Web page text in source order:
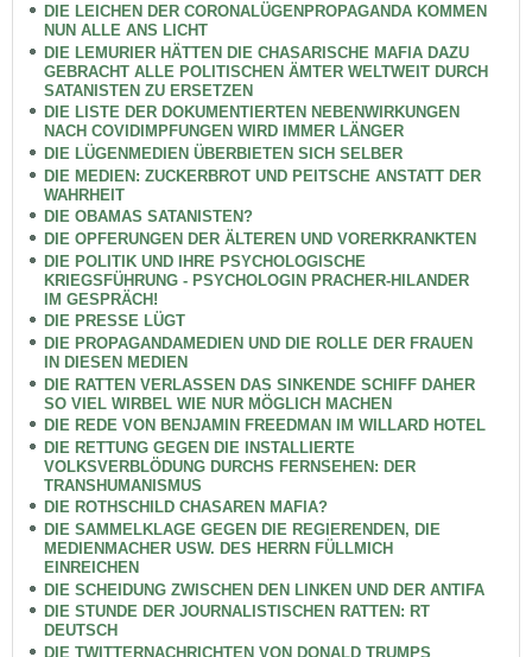
DIE LEICHEN DER CORONALÜGENPROPAGANDA KOMMEN
NUN ALLE ANS LICHT
DIE LEMURIER HÄTTEN DIE CHASARISCHE MAFIA DAZU
GEBRACHT ALLE POLITISCHEN ÄMTER WELTWEIT DURCH
SATANISTEN ZU ERSETZEN
DIE LISTE DER DOKUMENTIERTEN NEBENWIRKUNGEN
NACH COVIDIMPFUNGEN WIRD IMMER LÄNGER
DIE LÜGENMEDIEN ÜBERBIETEN SICH SELBER
DIE MEDIEN: ZUCKERBROT UND PEITSCHE ANSTATT DER
WAHRHEIT
DIE OBAMAS SATANISTEN?
DIE OPFERUNGEN DER ÄLTEREN UND VORERKRANKTEN
DIE POLITIK UND IHRE PSYCHOLOGISCHE
KRIEGSFÜHRUNG - PSYCHOLOGIN PRACHER-HILANDER
IM GESPRÄCH!
DIE PRESSE LÜGT
DIE PROPAGANDAMEDIEN UND DIE ROLLE DER FRAUEN
IN DIESEN MEDIEN
DIE RATTEN VERLASSEN DAS SINKENDE SCHIFF DAHER
SO VIEL WIRBEL WIE NUR MÖGLICH MACHEN
DIE REDE VON BENJAMIN FREEDMAN IM WILLARD HOTEL
DIE RETTUNG GEGEN DIE INSTALLIERTE
VOLKSVERBLÖDUNG DURCHS FERNSEHEN: DER
TRANSHUMANISMUS
DIE ROTHSCHILD CHASAREN MAFIA?
DIE SAMMELKLAGE GEGEN DIE REGIERENDEN, DIE
MEDIENMACHER USW. DES HERRN FÜLLMICH
EINREICHEN
DIE SCHEIDUNG ZWISCHEN DEN LINKEN UND DER ANTIFA
DIE STUNDE DER JOURNALISTISCHEN RATTEN: RT
DEUTSCH
DIE TWITTERNACHRICHTEN VON DONALD TRUMPS